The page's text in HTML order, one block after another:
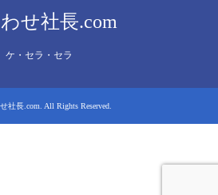
せ社長.com
ケ・セラ・セラ
社長.com . All Rights Reserved.